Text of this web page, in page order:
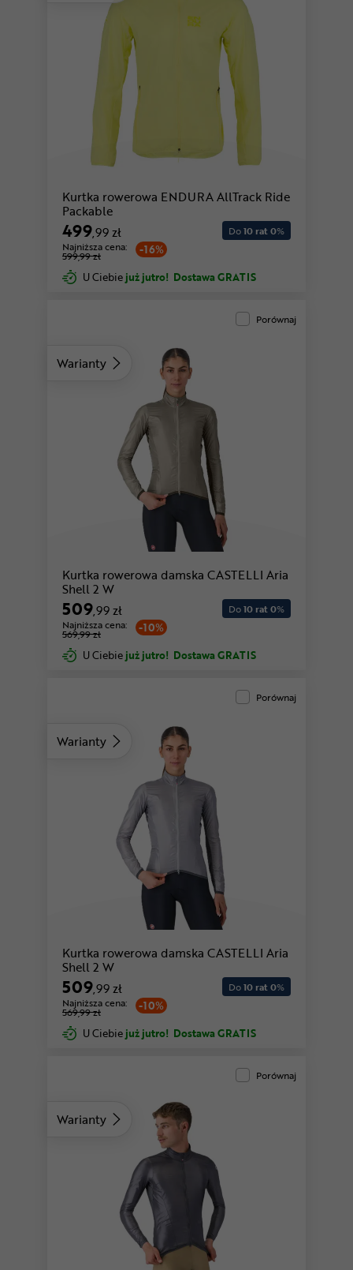
Kurtka rowerowa ENDURA AllTrack Ride
Packable
499,99 zł
-16%
Najniższa cena:
599,99 zł
Do10 rat 0%
U Ciebie już jutro! Dostawa GRATIS
Warianty
Porównaj
Kurtka rowerowa damska CASTELLI Aria
Shell 2 W
509,99 zł
-10%
Najniższa cena:
569,99 zł
Do10 rat 0%
U Ciebie już jutro! Dostawa GRATIS
Warianty
Porównaj
Kurtka rowerowa damska CASTELLI Aria
Shell 2 W
509,99 zł
-10%
Najniższa cena:
569,99 zł
Do10 rat 0%
U Ciebie już jutro! Dostawa GRATIS
Warianty
Porównaj